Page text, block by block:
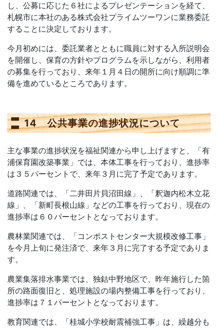
し、公募に応じた６社によるプレゼンテーションを経て、
札幌市に本社のある株式会社プライムツーワンに業務委託
することに決定しております。
今月初めには、委託業者とともに職員に対する入所説明会
を開催し、保育の方針やプログラムを示しながら、利用者
の募集を行っており、来年１月４日の開所に向け順調に準
備を進めているところであります。
14 公共事業の進捗状況について
主な事業の進捗状況を福祉関連から申し上げますと、「有
浦保育園改築事業」では、本体工事を行っており、進捗率
は３５パーセントで、来年３月に完了予定であります。
道路関連では、「二井田片貝沼田線」、「釈迦内松木立花
線」、「新町長根山線」などの工事を行っており、現在の
進捗率は６０パーセントとなっております。
農林業関連では、「コンポストセンター大規模改修工事」
を今月上旬に発注済で、来年３月に完了する予定でありま
す。
農業集落排水事業では、独鈷中野地区で、昨年施行した箇
所の路面復旧と、処理施設の場内整備工事を行っており、
進捗率は７１パーセントとなっております。
教育関連では、「桂城小学校耐震補強工事」は、繰越分も